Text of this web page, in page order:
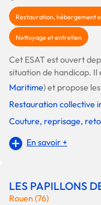
Restauration, hébergement
Nettoyage et entretien
Cet ESAT est ouvert
situation de handicap. Il
Maritime) et propose
Restauration collective
Couture, reprisage,
En savoir +
LES PAPILLONS
Rouen (76)